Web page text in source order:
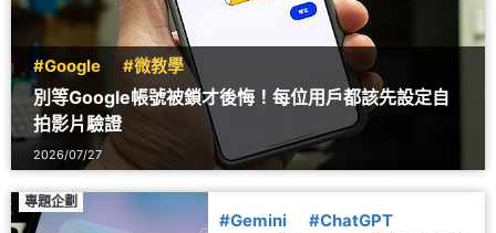
#Google #微教學
別等Google帳號被鎖才後悔！每位用戶都該先設定自
拍影片驗證
2026/07/27
專題企劃
#Gemini #ChatGPT